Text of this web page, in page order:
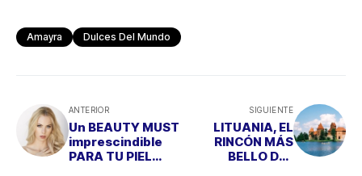
Amayra Dulces Del Mundo
ANTERIOR
Un BEAUTY MUST
imprescindible
PARA TU PIEL
SIGUIENTE
LITUANIA, EL
RINCÓN MÁS
BELLO DEL